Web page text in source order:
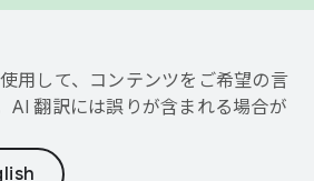
用して、コンテンツをご希望の言
AI 翻訳には誤りが含まれる場合が